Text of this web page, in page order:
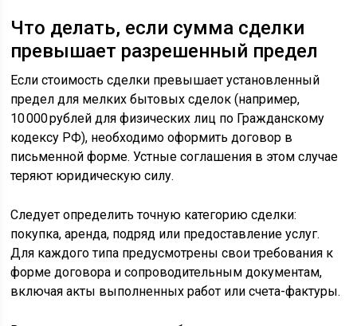
Что делать, если сумма сделки
превышает разрешенный предел
Если стоимость сделки превышает установленный
предел для мелких бытовых сделок (например,
10 000 рублей для физических лиц по Гражданскому
кодексу РФ), необходимо оформить договор в
письменной форме. Устные соглашения в этом случае
теряют юридическую силу.
Следует определить точную категорию сделки:
покупка, аренда, подряд или предоставление услуг.
Для каждого типа предусмотрены свои требования к
форме договора и сопроводительным документам,
включая акты выполненных работ или счета-фактуры.